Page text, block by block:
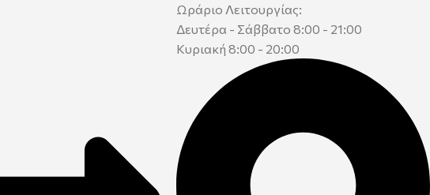
Ωράριο Λειτουργίας:
Δευτέρα - Σάββατο 8:00 - 21:00
Κυριακή 8:00 - 20:00